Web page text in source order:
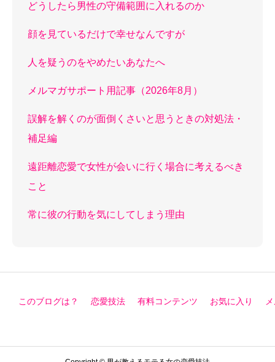
どうしたら男性の守備範囲に入れるのか
顔を見ているだけで幸せなんですが
人を疑うのをやめたいあなたへ
メルマガサポート用記事（2026年8月）
誤解を解くのが面倒くさいと思うときの対処法・
補足編
遠距離恋愛で女性が会いに行く場合に考えるべき
こと
常に彼の行動を気にしてしまう理由
このブログは？ 恋愛技法 有料コンテンツ お気に入り